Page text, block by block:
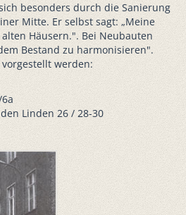
besonders durch die Sanierung
Mitte. Er selbst sagt: „Meine
Häusern.". Bei Neubauten
Bestand zu harmonisieren".
werden:
Linden 26 / 28-30